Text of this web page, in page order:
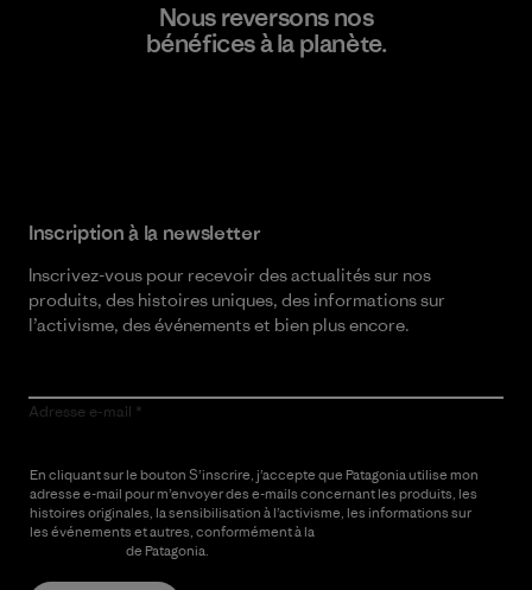
Nous reversons nos
bénéfices à la planète.
Inscription à la newsletter
Inscrivez-vous pour recevoir des actualités sur nos
produits, des histoires uniques, des informations sur
l’activisme, des événements et bien plus encore.
Adresse e-mail
En cliquant sur le bouton S’inscrire, j’accepte que Patagonia utilise mon
adresse e-mail pour m’envoyer des e-mails concernant les produits, les
histoires originales, la sensibilisation à l’activisme, les informations sur
les événements et autres, conformément à la
de Patagonia.